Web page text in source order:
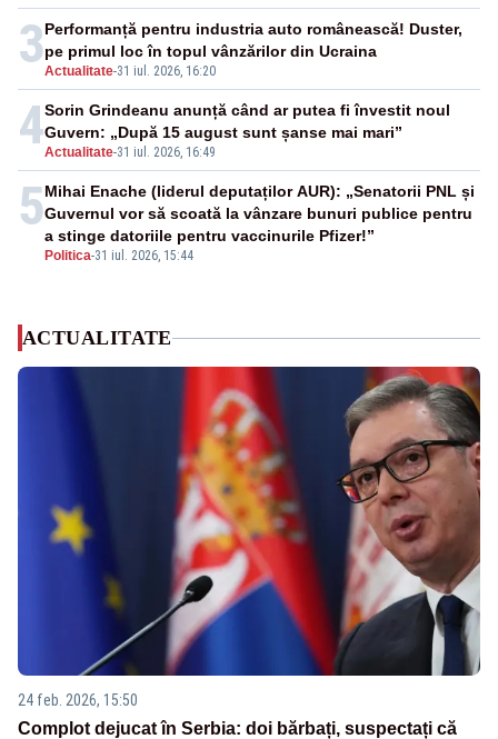
3Actualitate-31 iul. 2026, 16:20
Performanță pentru industria auto românească! Duster,
pe primul loc în topul vânzărilor din Ucraina
4Actualitate-31 iul. 2026, 16:49
Sorin Grindeanu anunță când ar putea fi învestit noul
Guvern: „După 15 august sunt șanse mai mari”
5
Politica-31 iul. 2026, 15:44
Mihai Enache (liderul deputaților AUR): „Senatorii PNL și
Guvernul vor să scoată la vânzare bunuri publice pentru
a stinge datoriile pentru vaccinurile Pfizer!”
ACTUALITATE
24 feb. 2026, 15:50
Complot dejucat în Serbia: doi bărbați, suspectați că